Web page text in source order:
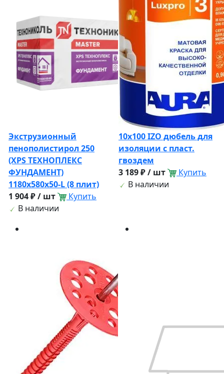
Экструзионный
пенополистирол 250
(XPS ТЕХНОПЛЕКС
ФУНДАМЕНТ)
1180х580х50-L (8 плит)
1 904 ₽ / шт
Купить
В наличии
10х100 IZO дюбель для
изоляции с пласт.
гвоздем
3 189 ₽ / шт
Купить
В наличии